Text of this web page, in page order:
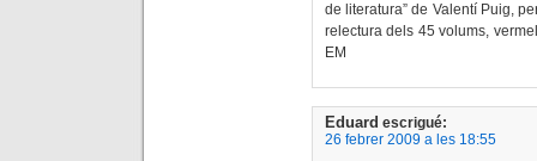
de literatura” de Valentí Puig,
relectura dels 45 volums,
EM
Eduard escrigué:
26 febrer 2009 a les 18:55